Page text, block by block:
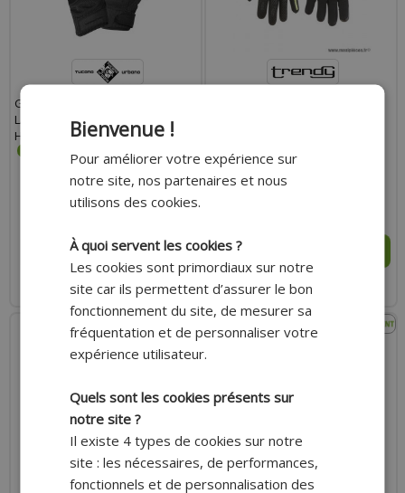
GANTS TUCANO URBANO PENNA
LADY NOIR T 6,5 (XS)
HOMOLOGUÉ EN 13594:2015-CE
53.00 €
AJOUTER AU PANIER
Expédition Rapide Expédition Rapide
Bienvenue !
Pour améliorer votre expérience sur
notre site, nos partenaires et nous
utilisons des cookies.
À quoi servent les cookies ?
Les cookies sont primordiaux sur notre
site car ils permettent d’assurer le bon
fonctionnement du site, de mesurer sa
fréquentation et de personnaliser votre
expérience utilisateur.
Quels sont les cookies présents sur
notre site ?
Il existe 4 types de cookies sur notre
site : les nécessaires, de performances,
fonctionnels et de personnalisation des